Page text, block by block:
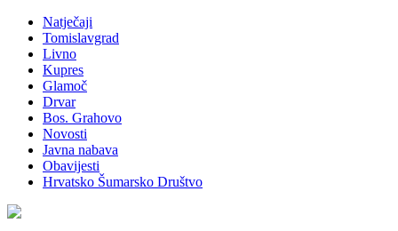
Natječaji
Tomislavgrad
Livno
Kupres
Glamoč
Drvar
Bos. Grahovo
Novosti
Javna nabava
Obavijesti
Hrvatsko Šumarsko Društvo